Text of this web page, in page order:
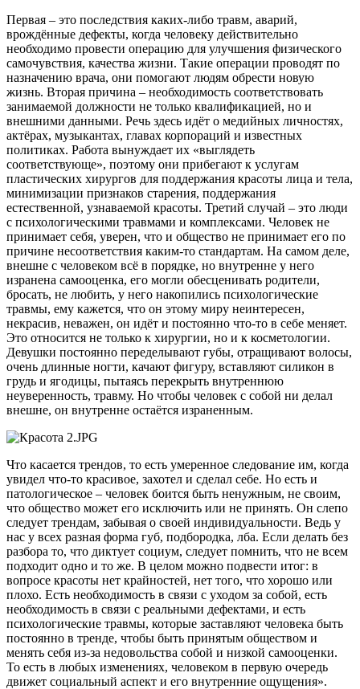
Первая – это последствия каких-либо травм, аварий,
врождённые дефекты, когда человеку действительно
необходимо провести операцию для улучшения физического
самочувствия, качества жизни. Такие операции проводят по
назначению врача, они помогают людям обрести новую
жизнь. Вторая причина – необходимость соответствовать
занимаемой должности не только квалификацией, но и
внешними данными. Речь здесь идёт о медийных личностях,
актёрах, музыкантах, главах корпораций и известных
политиках. Работа вынуждает их «выглядеть
соответствующе», поэтому они прибегают к услугам
пластических хирургов для поддержания красоты лица и тела,
минимизации признаков старения, поддержания
естественной, узнаваемой красоты. Третий случай – это люди
с психологическими травмами и комплексами. Человек не
принимает себя, уверен, что и общество не принимает его по
причине несоответствия каким-то стандартам. На самом деле,
внешне с человеком всё в порядке, но внутренне у него
изранена самооценка, его могли обесценивать родители,
бросать, не любить, у него накопились психологические
травмы, ему кажется, что он этому миру неинтересен,
некрасив, неважен, он идёт и постоянно что-то в себе меняет.
Это относится не только к хирургии, но и к косметологии.
Девушки постоянно переделывают губы, отращивают волосы,
очень длинные ногти, качают фигуру, вставляют силикон в
грудь и ягодицы, пытаясь перекрыть внутреннюю
неуверенность, травму. Но чтобы человек с собой ни делал
внешне, он внутренне остаётся израненным.
Что касается трендов, то есть умеренное следование им, когда
увидел что-то красивое, захотел и сделал себе. Но есть и
патологическое – человек боится быть ненужным, не своим,
что общество может его исключить или не принять. Он слепо
следует трендам, забывая о своей индивидуальности. Ведь у
нас у всех разная форма губ, подбородка, лба. Если делать без
разбора то, что диктует социум, следует помнить, что не всем
подходит одно и то же. В целом можно подвести итог: в
вопросе красоты нет крайностей, нет того, что хорошо или
плохо. Есть необходимость в связи с уходом за собой, есть
необходимость в связи с реальными дефектами, и есть
психологические травмы, которые заставляют человека быть
постоянно в тренде, чтобы быть принятым обществом и
менять себя из-за недовольства собой и низкой самооценки.
То есть в любых изменениях, человеком в первую очередь
движет социальный аспект и его внутренние ощущения».